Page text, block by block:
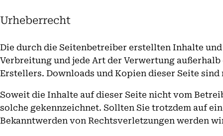
Urheberrecht
Die durch die Seitenbetreiber erstellten Inhalte
Verbreitung und jede Art der Verwertung
Erstellers. Downloads und Kopien dieser Seite
Soweit die Inhalte auf dieser Seite nicht vom
solche gekennzeichnet. Sollten Sie trotzdem auf
Bekanntwerden von Rechtsverletzungen werden